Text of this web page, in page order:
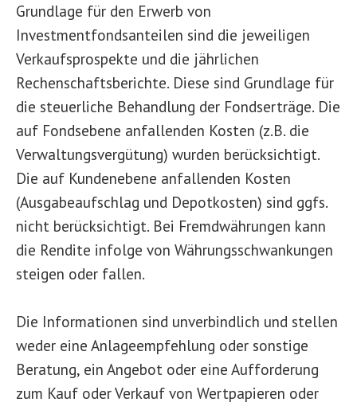
Grundlage für den Erwerb von
Investmentfondsanteilen sind die jeweiligen
Verkaufsprospekte und die jährlichen
Rechenschaftsberichte. Diese sind Grundlage für
die steuerliche Behandlung der Fondserträge. Die
auf Fondsebene anfallenden Kosten (z.B. die
Verwaltungsvergütung) wurden berücksichtigt.
Die auf Kundenebene anfallenden Kosten
(Ausgabeaufschlag und Depotkosten) sind ggfs.
nicht berücksichtigt. Bei Fremdwährungen kann
die Rendite infolge von Währungsschwankungen
steigen oder fallen.
Die Informationen sind unverbindlich und stellen
weder eine Anlageempfehlung oder sonstige
Beratung, ein Angebot oder eine Aufforderung
zum Kauf oder Verkauf von Wertpapieren oder